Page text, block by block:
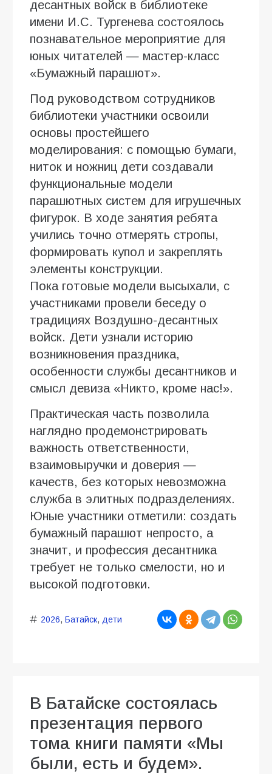
десантных войск в библиотеке
имени И.С. Тургенева состоялось
познавательное мероприятие для
юных читателей — мастер-класс
«Бумажный парашют».
Под руководством сотрудников
библиотеки участники освоили
основы простейшего
моделирования: с помощью бумаги,
ниток и ножниц дети создавали
функциональные модели
парашютных систем для игрушечных
фигурок. В ходе занятия ребята
учились точно отмерять стропы,
формировать купол и закреплять
элементы конструкции.
Пока готовые модели высыхали, с
участниками провели беседу о
традициях Воздушно-десантных
войск. Дети узнали историю
возникновения праздника,
особенности службы десантников и
смысл девиза «Никто, кроме нас!».
Практическая часть позволила
наглядно продемонстрировать
важность ответственности,
взаимовыручки и доверия —
качеств, без которых невозможна
служба в элитных подразделениях.
Юные участники отметили: создать
бумажный парашют непросто, а
значит, и профессия десантника
требует не только смелости, но и
высокой подготовки.
2026, Батайск, дети
В Батайске состоялась
презентация первого
тома книги памяти «Мы
были, есть и будем».